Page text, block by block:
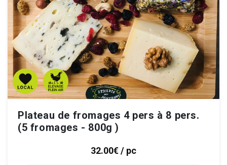
Plateau de fromages 4 pers à 8 pers.
(5 fromages - 800g )
32.00€ / pc